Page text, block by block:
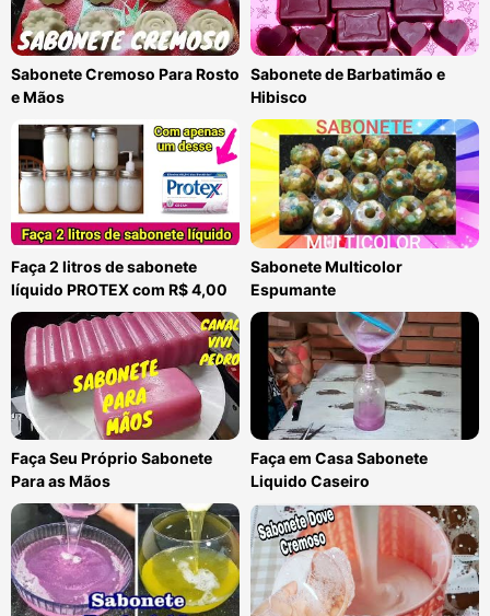
Sabonete Cremoso Para Rosto
e Mãos
Sabonete de Barbatimão e
Hibisco
Faça 2 litros de sabonete
líquido PROTEX com R$ 4,00
Sabonete Multicolor
Espumante
Faça Seu Próprio Sabonete
Para as Mãos
Faça em Casa Sabonete
Liquido Caseiro